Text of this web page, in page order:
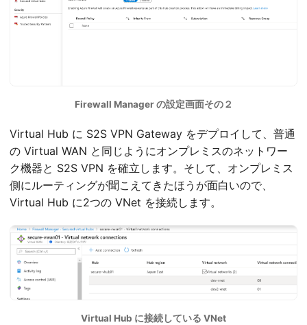
Firewall Manager の設定画面その２
Virtual Hub に S2S VPN Gateway をデプロイして、普通
の Virtual WAN と同じようにオンプレミスのネットワー
ク機器と S2S VPN を確立します。そして、オンプレミス
側にルーティングが聞こえてきたほうが面白いので、
Virtual Hub に2つの VNet を接続します。
Virtual Hub に接続している VNet